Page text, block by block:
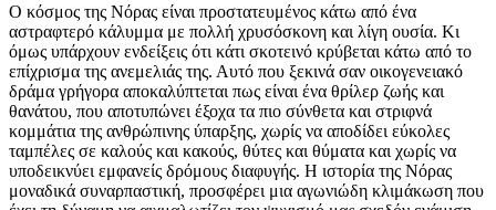
O κόσμος της Νόρας είναι προστατευμένος κάτω από ένα
αστραφτερό κάλυμμα με πολλή χρυσόσκονη και λίγη ουσία. Κι
όμως υπάρχουν ενδείξεις ότι κάτι σκοτεινό κρύβεται κάτω από το
επίχρισμα της ανεμελιάς της. Αυτό που ξεκινά σαν οικογενειακό
δράμα γρήγορα αποκαλύπτεται πως είναι ένα θρίλερ ζωής και
θανάτου, που αποτυπώνει έξοχα τα πιο σύνθετα και στριφνά
κομμάτια της ανθρώπινης ύπαρξης, χωρίς να αποδίδει εύκολες
ταμπέλες σε καλούς και κακούς, θύτες και θύματα και χωρίς να
υποδεικνύει εμφανείς δρόμους διαφυγής. Η ιστορία της Νόρας
μοναδικά συναρπαστική, προσφέρει μια αγωνιώδη κλιμάκωση που